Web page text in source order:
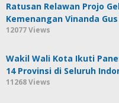
Ratusan Relawan Projo
Kemenangan Vinanda
12077 Views
Wakil Wali Kota Ikuti
14 Provinsi di Seluruh
11268 Views